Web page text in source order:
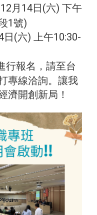
月14日(六) 下午
1號)
(六) 上午10:30-
行報名，請至台
專線洽詢。讓我
濟開創新局！